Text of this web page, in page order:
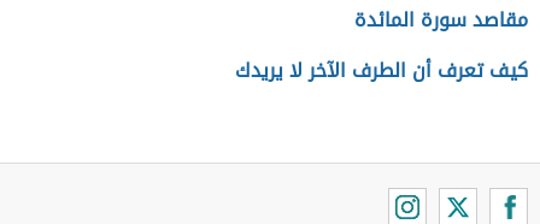
مقاصد سورة المائدة
كيف تعرف أن الطرف الآخر لا يريدك